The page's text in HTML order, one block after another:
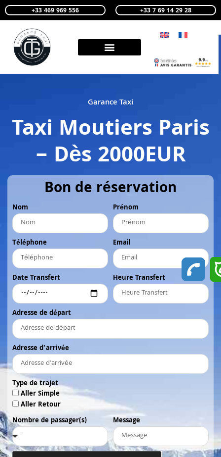
+33 469 969 556 +33 7 69 14 29 28
Garance Taxi
Taxi Moutiers Paris
– Dès 2000EUR
Bon de réservation
Nom Prénom
Téléphone Email
Date Transfert Heure Transfert
Adresse de départ
Adresse d'arrivée
Type de trajet
Aller Simple
Aller Retour
Nombre de passager(s)
Message